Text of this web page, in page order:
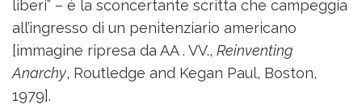
liberi” – è la sconcertante scritta che campeggia
all’ingresso di un penitenziario americano
[immagine ripresa da AA . VV., Reinventing
Anarchy, Routledge and Kegan Paul, Boston,
1979].